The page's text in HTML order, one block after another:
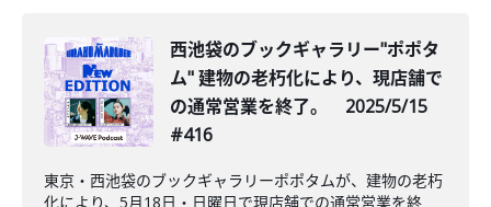
西池袋のブックギャラリー"ポポタ
ム" 建物の老朽化により、現店舗で
の通常営業を終了。 2025/5/15
#416
東京・西池袋のブックギャラリーポポタムが、建物の老朽
化により、5月18日・日曜日で現店舗での通常営業を終